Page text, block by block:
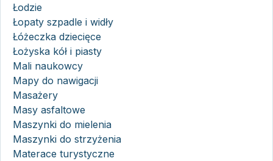
Łodzie
Łopaty szpadle i widły
Łóżeczka dziecięce
Łożyska kół i piasty
Mali naukowcy
Mapy do nawigacji
Masażery
Masy asfaltowe
Maszynki do mielenia
Maszynki do strzyżenia
Materace turystyczne